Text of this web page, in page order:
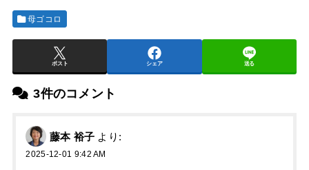
母ゴコロ
ポスト シェア 送る
3件のコメント
藤本 裕子 より:
2025-12-01 9:42 AM